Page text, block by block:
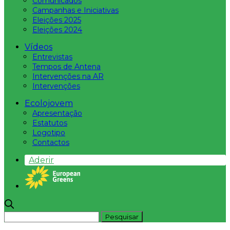
Campanhas e Iniciativas
Eleições 2025
Eleições 2024
Vídeos
Entrevistas
Tempos de Antena
Intervenções na AR
Intervenções
Ecolojovem
Apresentação
Estatutos
Logotipo
Contactos
Aderir